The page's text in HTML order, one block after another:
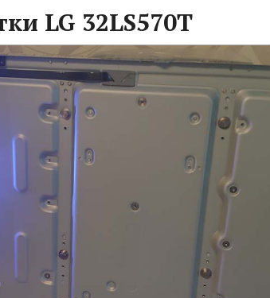
LG 32LS570T